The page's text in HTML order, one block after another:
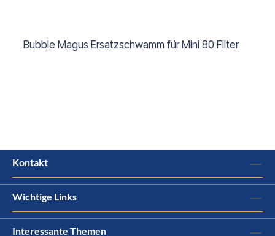
Bubble Magus Ersatzschwamm für Mini 80 Filter
Kontakt
Wichtige Links
Interessante Themen